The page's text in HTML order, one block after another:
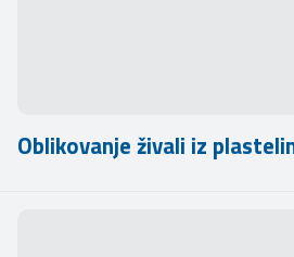
Oblikovanje živali iz